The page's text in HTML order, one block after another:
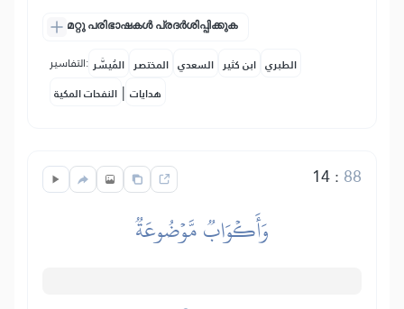
മറ്റു പരിഭാഷകൾ പ്രദർശിപ്പിക്കുക
التفاسير: المُيسَّر المختصر السعدي ابن كثير الطبري
النفحات المكية | هدايات
14: 88
وَأَكۡوَابٞ مَّوۡضُوعَةٞ